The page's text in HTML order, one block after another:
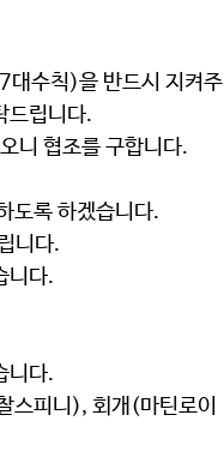
대수칙)을 반드시 지켜주
드립니다.
니 협조를 구합니다.
도록 하겠습니다.
니다.
니다.
니다.
스피니), 회개(마틴로이